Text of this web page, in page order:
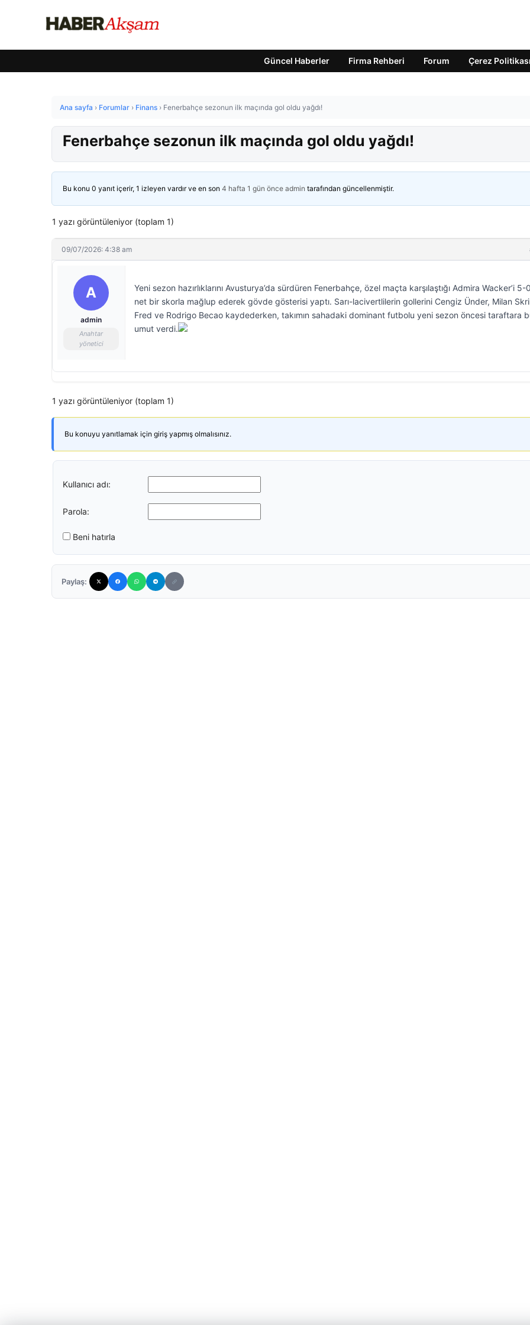
Güncel Haberler Firma Rehberi Forum Çerez Politikası
Ana sayfa › Forumlar › Finans › Fenerbahçe sezonun ilk maçında gol oldu yağdı!
Fenerbahçe sezonun ilk maçında gol oldu yağdı!
Bu konu 0 yanıt içerir, 1 izleyen vardır ve en son 4 hafta 1 gün önce admin tarafından güncellenmiştir.
1 yazı görüntüleniyor (toplam 1)
09/07/2026: 4:38 am
A
admin
Anahtar
yönetici
Yeni sezon hazırlıklarını Avusturya’da sürdüren Fenerbahçe, özel maçta karşılaştığı Admira Wacker’i
net bir skorla mağlup ederek gövde gösterisi yaptı. Sarı-lacivertlilerin gollerini Cengiz Ünder, Milan
Fred ve Rodrigo Becao kaydederken, takımın sahadaki dominant futbolu yeni sezon öncesi taraftara
umut verdi.
1 yazı görüntüleniyor (toplam 1)
Bu konuyu yanıtlamak için giriş yapmış olmalısınız.
Kullanıcı adı:
Parola:
Beni hatırla
Paylaş: